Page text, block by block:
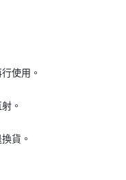
使用。
。
貨。